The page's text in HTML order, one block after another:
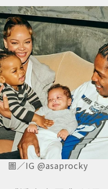
圖／IG @asaprocky